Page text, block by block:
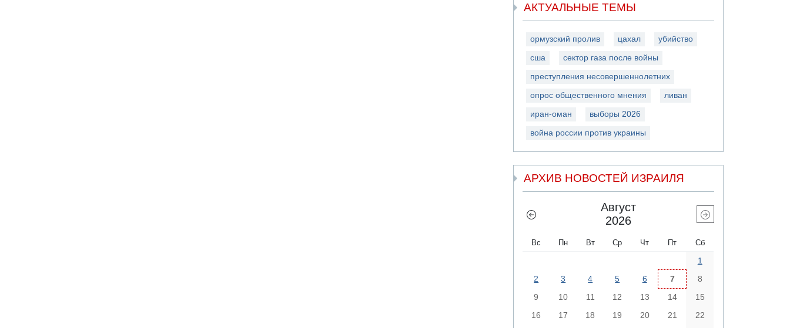
АКТУАЛЬНЫЕ ТЕМЫ
ормузский пролив цахал убийство
сша сектор газа после войны
преступления несовершеннолетних
опрос общественного мнения ливан
иран-оман выборы 2026
война россии против украины
АРХИВ НОВОСТЕЙ ИЗРАИЛЯ
Август
2026
Вс Пн Вт Ср Чт Пт Сб
1
2
3 4 5 6 7
8
9
10 11 12 13 14
15
16
17 18 19 20 21 22